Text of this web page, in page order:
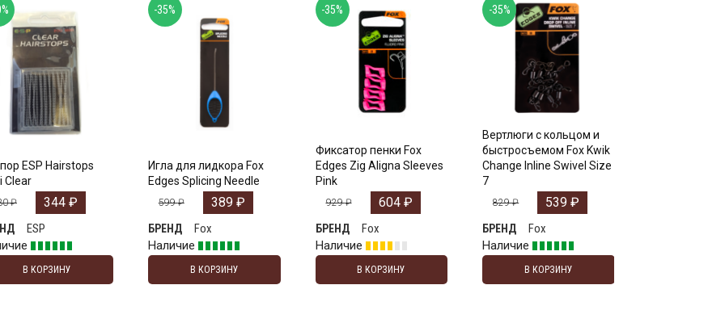
ESP Hairstops
Clear
₽ 344 ₽
ESP
В КОРЗИНУ
Игла для лидкора Fox
Edges Splicing Needle
599₽ 389 ₽
БРЕНД
Fox
Наличие
В КОРЗИНУ
-35%
Фиксатор пенки Fox
Edges Zig Aligna Sleeves
Pink
929₽ 604 ₽
БРЕНД
Fox
Наличие
В КОРЗИНУ
-35%
Вертлюги с кольцом и
быстросъемом Fox Kwik
Change Inline Swivel Size
7
829₽ 539₽
БРЕНД
Fox
Наличие
В КОРЗИНУ
-35%